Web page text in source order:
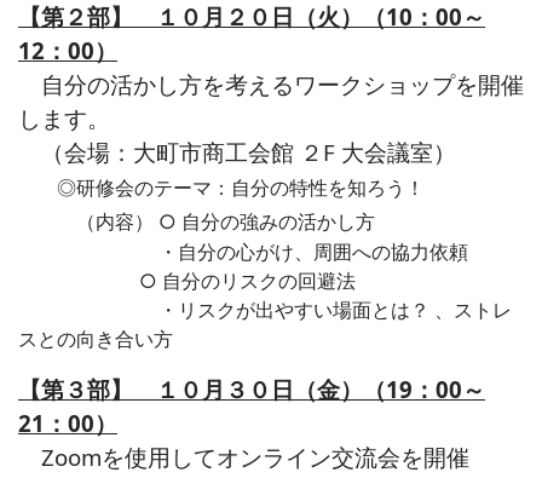
【第２部】 １０月２０日（火）（10：00～
12：00）
自分の活かし方を考えるワークショップを開催
します。
（会場： 大町市商工会館 ２F 大会議室）
◎研修会のテーマ：自分の特性を知ろう！
（内容） ○ 自分の強みの活かし方
・自分の心がけ、周囲への協力依頼
○ 自分のリスクの回避法
・リスクが出やすい場面とは？ 、ストレ
スとの向き合い方
【第３部】 １０月３０日（金）（19：00～
21：00）
Zoomを使用してオンライン交流会を開催